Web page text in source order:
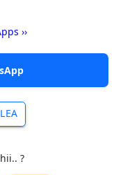
››
?